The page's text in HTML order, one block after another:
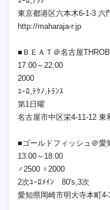
東京都港区六本木6-1-3 六
http://maharaja-r.jp
■ＢＥＡＴ＠名古屋THROB
17:00～22:00
2000
ﾕｰﾛ,ﾃｸﾉ,ﾄﾗﾝｽ
第1日曜
名古屋市中区栄4-11-12 東
■ゴールドフィッシュ＠愛
13:00～18:00
♂2500 ♀2000
2次ﾕｰﾛﾒｲﾝ 80's,3次
愛知県岡崎市明大寺本町